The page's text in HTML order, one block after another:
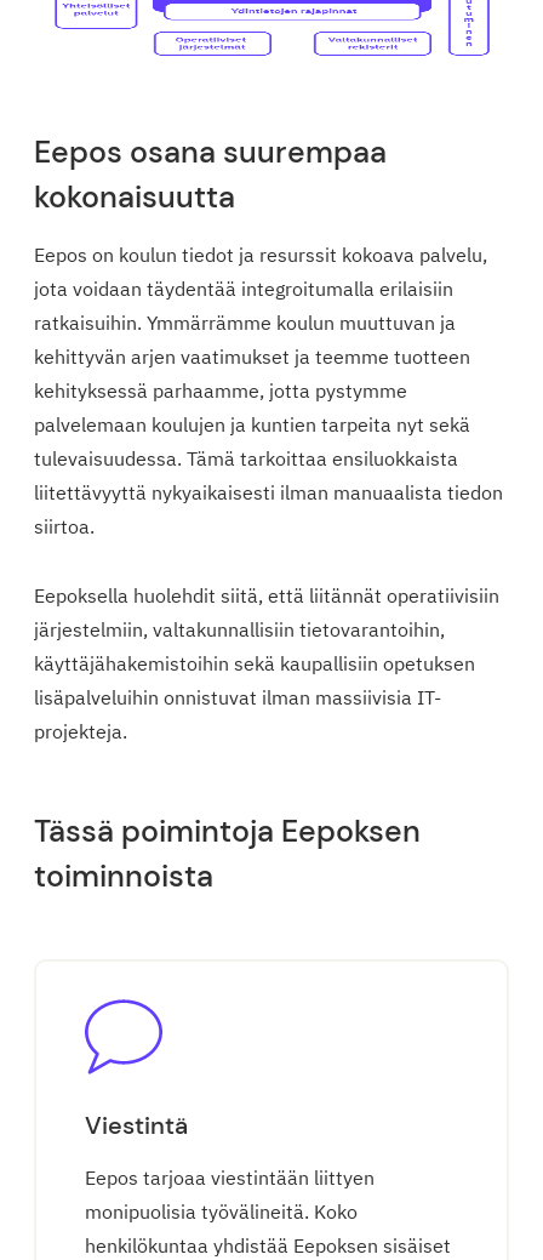
Eepos osana suurempaa
kokonaisuutta
Eepos on koulun tiedot ja resurssit kokoava palvelu,
jota voidaan täydentää integroitumalla erilaisiin
ratkaisuihin. Ymmärrämme koulun muuttuvan ja
kehittyvän arjen vaatimukset ja teemme tuotteen
kehityksessä parhaamme, jotta pystymme
palvelemaan koulujen ja kuntien tarpeita nyt sekä
tulevaisuudessa. Tämä tarkoittaa ensiluokkaista
liitettävyyttä nykyaikaisesti ilman manuaalista tiedon
siirtoa.
Eepoksella huolehdit siitä, että liitännät operatiivisiin
järjestelmiin, valtakunnallisiin tietovarantoihin,
käyttäjähakemistoihin sekä kaupallisiin opetuksen
lisäpalveluihin onnistuvat ilman massiivisia IT-
projekteja.
Tässä poimintoja Eepoksen
toiminnoista
Viestintä
Eepos tarjoaa viestintään liittyen
monipuolisia työvälineitä. Koko
henkilökuntaa yhdistää Eepoksen sisäiset